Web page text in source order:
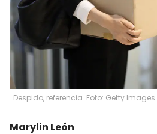
Despido, referencia. Foto: Getty Images.
Marylin León